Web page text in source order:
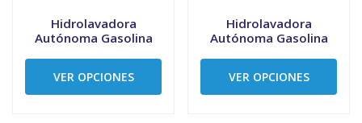
Hidrolavadora
Autónoma Gasolina
VER OPCIONES
Hidrolavadora
Autónoma Gasolina
VER OPCIONES